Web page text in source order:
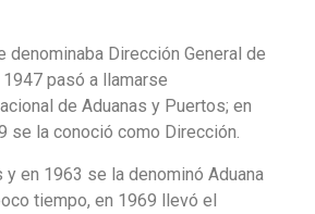
denominaba Dirección General de
pasó a llamarse
de Aduanas y Puertos; en
se la conoció como Dirección.
y en 1963 se la denominó Aduana
tiempo, en 1969 llevó el